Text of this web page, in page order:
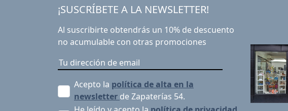
¡SUSCRÍBETE A LA NEWSLETTER!
Al suscribirte obtendrás un 10% de descuento
no acumulable con otras promociones
Acepto la política de alta en la
newsletter de Zapaterías 54.